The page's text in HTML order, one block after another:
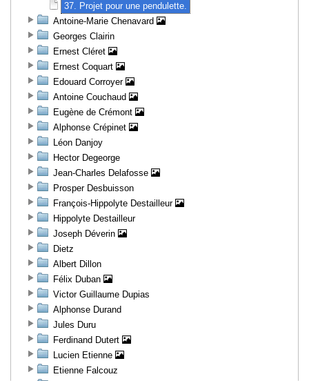
37. Projet pour une pendulette.
Antoine-Marie Chenavard
Georges Clairin
Ernest Cléret
Ernest Coquart
Edouard Corroyer
Antoine Couchaud
Eugène de Crémont
Alphonse Crépinet
Léon Danjoy
Hector Degeorge
Jean-Charles Delafosse
Prosper Desbuisson
François-Hippolyte Destailleur
Hippolyte Destailleur
Joseph Déverin
Dietz
Albert Dillon
Félix Duban
Victor Guillaume Dupias
Alphonse Durand
Jules Duru
Ferdinand Dutert
Lucien Etienne
Etienne Falcouz